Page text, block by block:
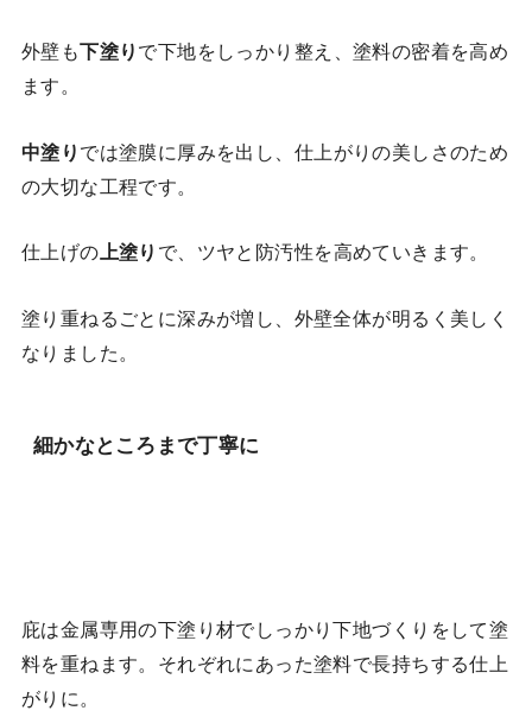
外壁も下塗り で下地をしっかり整え、塗料の密着を高め
ます。
中塗り では塗膜に厚みを出し、仕上がりの美しさのため
の大切な工程です。
仕上げの 上塗り で、ツヤと防汚性を高めていきます。
塗り重ねるごとに深みが増し、外壁全体が明るく美しく
なりました。
細かなところまで丁寧に
庇は金属専用の下塗り材でしっかり下地づくりをして塗
料を重ねます。それぞれにあった塗料で長持ちする仕上
がりに。